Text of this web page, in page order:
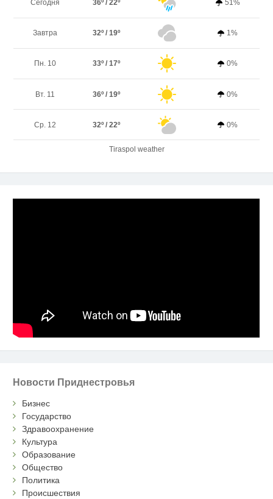
Сегодня 36º / 22º 51%
Завтра 32º / 19º 1%
Пн. 10 33º / 17º 0%
Вт. 11 36º / 19º 0%
Ср. 12 32º / 22º 0%
Tiraspol weather
Новости Приднестровья
Бизнес
Государство
Здравоохранение
Культура
Образование
Общество
Политика
Происшествия